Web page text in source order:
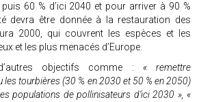
60 % d’ici 2040 et pour arriver à 90 %
devra être donnée à la restauration des
2000, qui couvrent les espèces et les
et les plus menacés d’Europe.
objectifs comme : « remettre
les tourbières (30 % en 2030 et 50 % en 2050)
populations de pollinisateurs d’ici 2030 », «